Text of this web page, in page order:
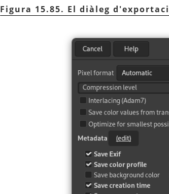
Figura 15.85. El diàleg